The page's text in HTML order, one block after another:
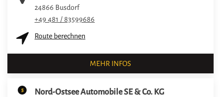
24866 Busdorf
+49 481 / 83599686
Route berechnen
MEHR INFOS
5 Nord-Ostsee Automobile SE & Co. KG